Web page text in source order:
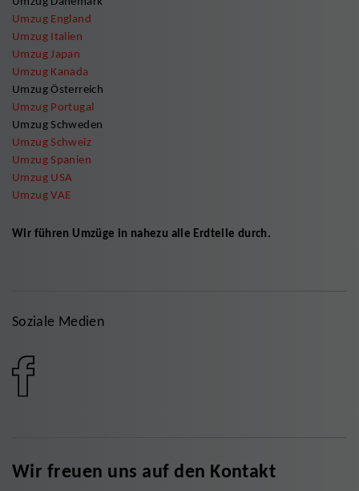
Umzug England
Umzug Italien
Umzug Japan
Umzug Kanada
Umzug Österreich
Umzug Portugal
Umzug Schweden
Umzug Schweiz
Umzug Spanien
Umzug USA
Umzug VAE
Wir führen Umzüge in nahezu alle Erdteile durch.
Soziale Medien
Wir freuen uns auf den Kontakt